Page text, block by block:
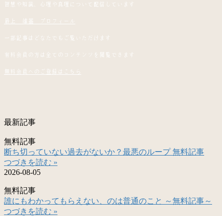
智慧や知識、心理や真理について配信しています
最上 雄基 プロフィール
一部記事はどなたでもご覧いただけます
有料会員の方は全てのコンテンツを閲覧できます
無料会員へのご登録はこちら
最新記事
無料記事
断ち切っていない過去がないか？最悪のループ 無料記事
つづきを読む »
2026-08-05
無料記事
誰にもわかってもらえない、のは普通のこと ～無料記事～
つづきを読む »